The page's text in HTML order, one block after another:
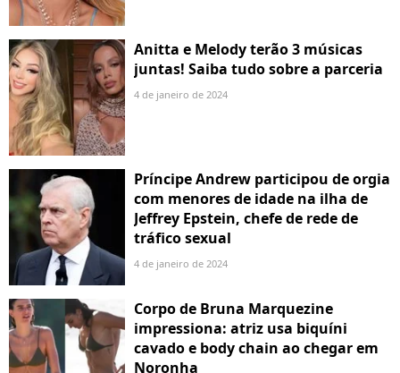
Anitta e Melody terão 3 músicas
juntas! Saiba tudo sobre a parceria
4 de janeiro de 2024
Príncipe Andrew participou de orgia
com menores de idade na ilha de
Jeffrey Epstein, chefe de rede de
tráfico sexual
4 de janeiro de 2024
Corpo de Bruna Marquezine
impressiona: atriz usa biquíni
cavado e body chain ao chegar em
Noronha